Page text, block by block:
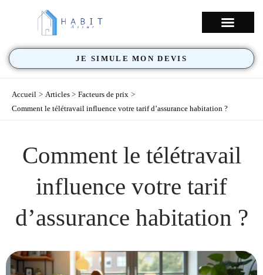
contenu
JE SIMULE MON DEVIS
Accueil Articles
Facteurs de prix
Comment le télétravail influence votre tarif d’assurance habitation ?
Comment le télétravail
influence votre tarif
d’assurance habitation ?